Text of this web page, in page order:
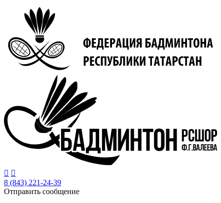
Перейти
основному
содержанию
 
8 (843) 221-24-39
Отправить сообщение